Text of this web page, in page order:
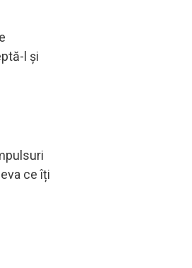
l și
ce îți